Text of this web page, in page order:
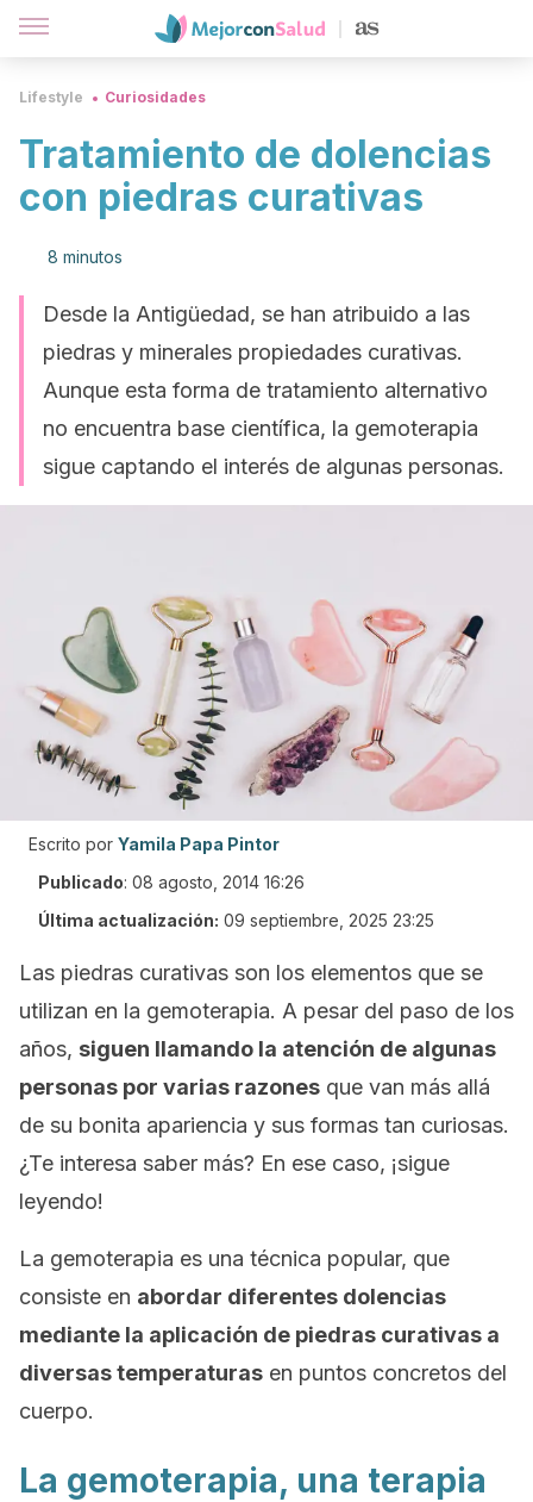
Lifestyle Curiosidades
Tratamiento de dolencias
con piedras curativas
8 minutos
Desde la Antigüedad, se han atribuido a las
piedras y minerales propiedades curativas.
Aunque esta forma de tratamiento alternativo
no encuentra base científica, la gemoterapia
sigue captando el interés de algunas personas.
Escrito por Yamila Papa Pintor
Publicado: 08 agosto, 2014 16:26
Última actualización: 09 septiembre, 2025 23:25
Las piedras curativas son los elementos que se
utilizan en la gemoterapia. A pesar del paso de los
años, siguen llamando la atención de algunas
personas por varias razones que van más allá
de su bonita apariencia y sus formas tan curiosas.
¿Te interesa saber más? En ese caso, ¡sigue
leyendo!
La gemoterapia es una técnica popular, que
consiste en abordar diferentes dolencias
mediante la aplicación de piedras curativas a
diversas temperaturas en puntos concretos del
cuerpo.
La gemoterapia, una terapia